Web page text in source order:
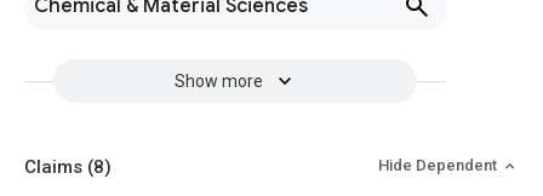
Chemical & Material Sciences
Show more
Claims (8) Hide Dependent